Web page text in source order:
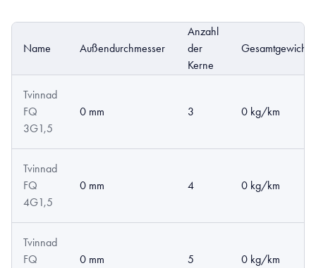
Name Außendurchmesser
Anzahl
der
Kerne
Gesamtgewicht
Tvinnad
FQ
3G1,5
0 mm 3 0 kg/km
Tvinnad
FQ
4G1,5
0 mm 4 0 kg/km
Tvinnad
FQ
0 mm 5 0 kg/km